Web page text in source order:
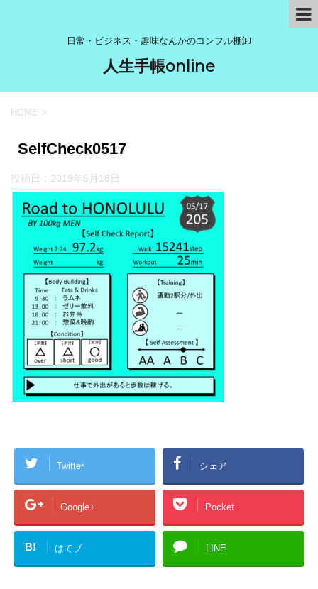
日常・ビジネス・趣味なんかのコンフル棚卸
人生手帳online
HOME >
SelfCheck0517
投稿日： 2019年5月18日
Twitter シェア
Google+ Pocket
B! はてブ LINE